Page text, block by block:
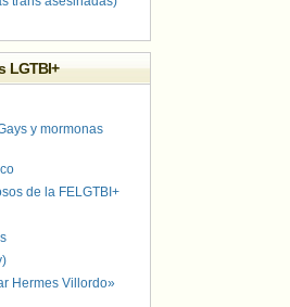
LGTBI+
y mormonas
de la FELGTBI+
Hermes Villordo»